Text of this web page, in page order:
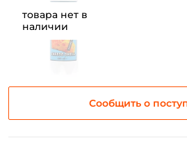
товара нет в
наличии
Сообщить о